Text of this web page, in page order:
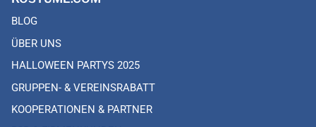
BLOG
ÜBER UNS
HALLOWEEN PARTYS 2025
GRUPPEN- & VEREINSRABATT
KOOPERATIONEN & PARTNER